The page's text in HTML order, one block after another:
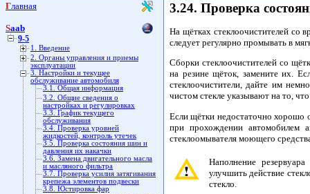
Главная
Saab
9-5
1. Введение
2. Органы управления и приемы
эксплуатации
3. Настройки и текущее
обслуживание автомобиля
3.1. Общая информация
3.2. Общие сведения о
настройках и регулировках
3.3. График текущего
обслуживания
3.4. Проверка уровней
жидкостей, контроль утечек
3.5. Проверка состояния шин и
давления их накачки
3.6. Замена двигательного масла
и масляного фильтра
3.7. Проверка усилия затягивания
крепежа элементов подвески
3.8. Юстировка фар
3.24. Проверка
На щётках стеклоочистителей со
следует регулярно промывать в
Сборки стеклоочистителей со
на резине щёток, замените их.
стеклоочистители, дайте им
чистом стекле указывают на то,
Если щётки недостаточно хорошо
при прохождении автомобилем
стеклоомывателя моющего
Наполнение
улучшить действие
стекло.